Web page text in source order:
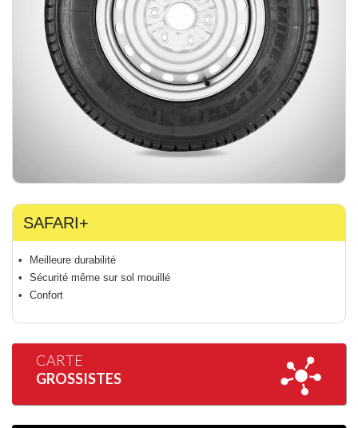
SAFARI+
Meilleure durabilité
Sécurité même sur sol mouillé
Confort
CARTE
GROSSISTES